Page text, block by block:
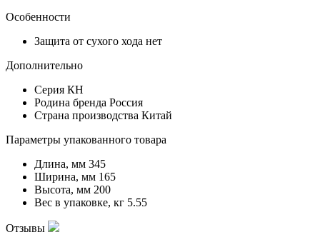
Особенности
Защита от сухого хода нет
Дополнительно
Серия КН
Родина бренда Россия
Страна производства Китай
Параметры упакованного товара
Длина, мм 345
Ширина, мм 165
Высота, мм 200
Вес в упаковке, кг 5.55
Отзывы